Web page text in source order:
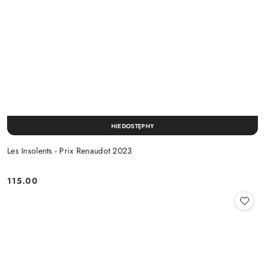
Les Insolents - Prix Renaudot 2023
Cena:
115.00
NIEDOSTĘPNY